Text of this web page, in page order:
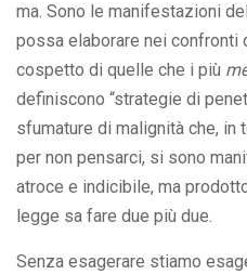
ma. Sono le manifestazioni
possa elaborare nei confronti
cospetto di quelle che i più
definiscono “strategie di
sfumature di malignità che, in
per non pensarci, si sono
atroce e indicibile, ma
legge sa fare due più due.
Senza esagerare stiamo